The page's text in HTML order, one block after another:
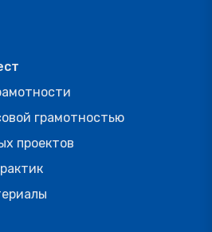
грамотностью
проектов